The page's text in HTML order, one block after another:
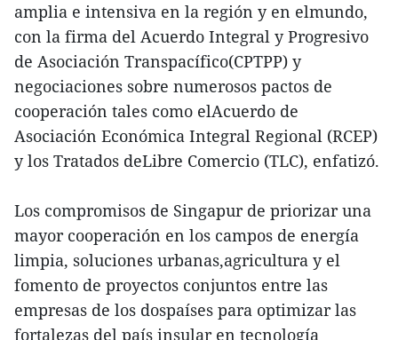
amplia e intensiva en la región y en elmundo,
con la firma del Acuerdo Integral y Progresivo
de Asociación Transpacífico(CPTPP) y
negociaciones sobre numerosos pactos de
cooperación tales como elAcuerdo de
Asociación Económica Integral Regional (RCEP)
y los Tratados deLibre Comercio (TLC), enfatizó.
Los compromisos de Singapur de priorizar una
mayor cooperación en los campos de energía
limpia, soluciones urbanas,agricultura y el
fomento de proyectos conjuntos entre las
empresas de los dospaíses para optimizar las
fortalezas del país insular en tecnología